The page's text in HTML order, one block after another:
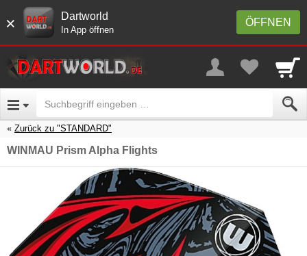
× ÖFFNEN
Dartworld
In App öffnen
Zurück zu "STANDARD"
WINMAU Prism Alpha Flights